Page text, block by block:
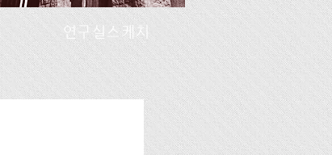
연구실스케치